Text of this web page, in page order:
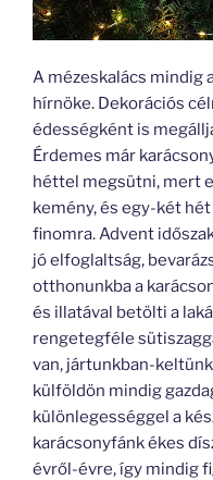
A mézeskalács mindig
hírnöke. Dekorációs
édességként is
Érdemes már
héttel megsütni, mert
kemény, és egy-két
finomra. Advent
jó elfoglaltság,
otthonunkba a
és illatával betölti a
rengetegféle
van, jártunkban-
külföldön mindig
különlegességgel a
karácsonyfánk ékes
évről-évre, így mindig